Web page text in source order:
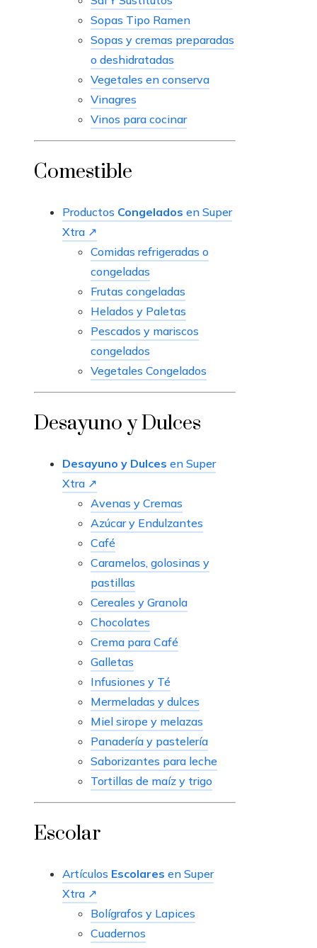
Sopas Tipo Ramen
Sopas y cremas preparadas
o deshidratadas
Vegetales en conserva
Vinagres
Vinos para cocinar
Comestible
Productos Congelados en Super
Xtra ↗
Comidas refrigeradas o
congeladas
Frutas congeladas
Helados y Paletas
Pescados y mariscos
congelados
Vegetales Congelados
Desayuno y Dulces
Desayuno y Dulces en Super
Xtra ↗
Avenas y Cremas
Azúcar y Endulzantes
Café
Caramelos, golosinas y
pastillas
Cereales y Granola
Chocolates
Crema para Café
Galletas
Infusiones y Té
Mermeladas y dulces
Miel sirope y melazas
Panadería y pastelería
Saborizantes para leche
Tortillas de maíz y trigo
Escolar
Artículos Escolares en Super
Xtra ↗
Bolígrafos y Lapices
Cuadernos